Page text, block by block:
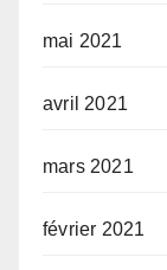
mai 2021
avril 2021
mars 2021
février 2021